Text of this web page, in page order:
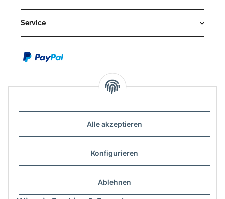
Alle akzeptieren
Konfigurieren
Ablehnen
Service
Outdoor-Consulting GmbH
Kreuzäcker 13/1
D-88214 Ravensburg